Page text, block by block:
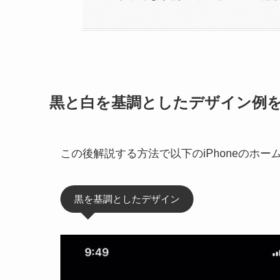
黒と白を基調としたデザイン例
この後解説する方法で以下のiPhoneのホー
黒を基調としたデザイン